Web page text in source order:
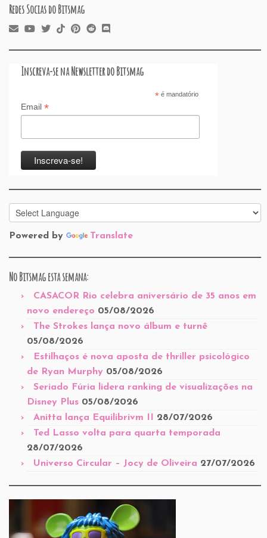
Redes Socias do Bitsmag
Inscreva-se na Newsletter do Bitsmag
*é mandatório
Email *
Powered by Translate
No Bitsmag esta semana:
CASACOR Rio celebra aniversário de 35 anos em
novo endereço 05/08/2026
The Strokes lança novo álbum e turnê
05/08/2026
Estilhaços é nova aposta de thriller psicológico
de Ryan Murphy 05/08/2026
Seriado Fúria lidera ranking de visualizações na
Disney Plus 05/08/2026
Anitta lança Equilibrivm II
28/07/2026
Ted Lasso volta para quarta temporada
28/07/2026
Universo Circular – Jocy de Oliveira 27/07/2026